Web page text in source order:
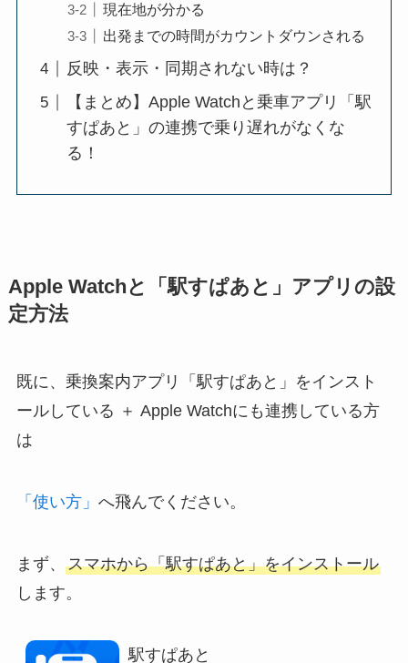
現在地が分かる
出発までの時間がカウントダウンされる
反映・表示・同期されない時は？
【まとめ】Apple Watchと乗車アプリ「駅
すぱあと」の連携で乗り遅れがなくな
る！
Apple Watchと「駅すぱあと」アプリの設
定方法
既に、乗換案内アプリ「駅すぱあと」をインスト
ールしている ＋ Apple Watchにも連携している方
は
「使い方」 へ飛んでください。
まず、 スマホから「駅すぱあと」をインストール
します。
駅すぱあと